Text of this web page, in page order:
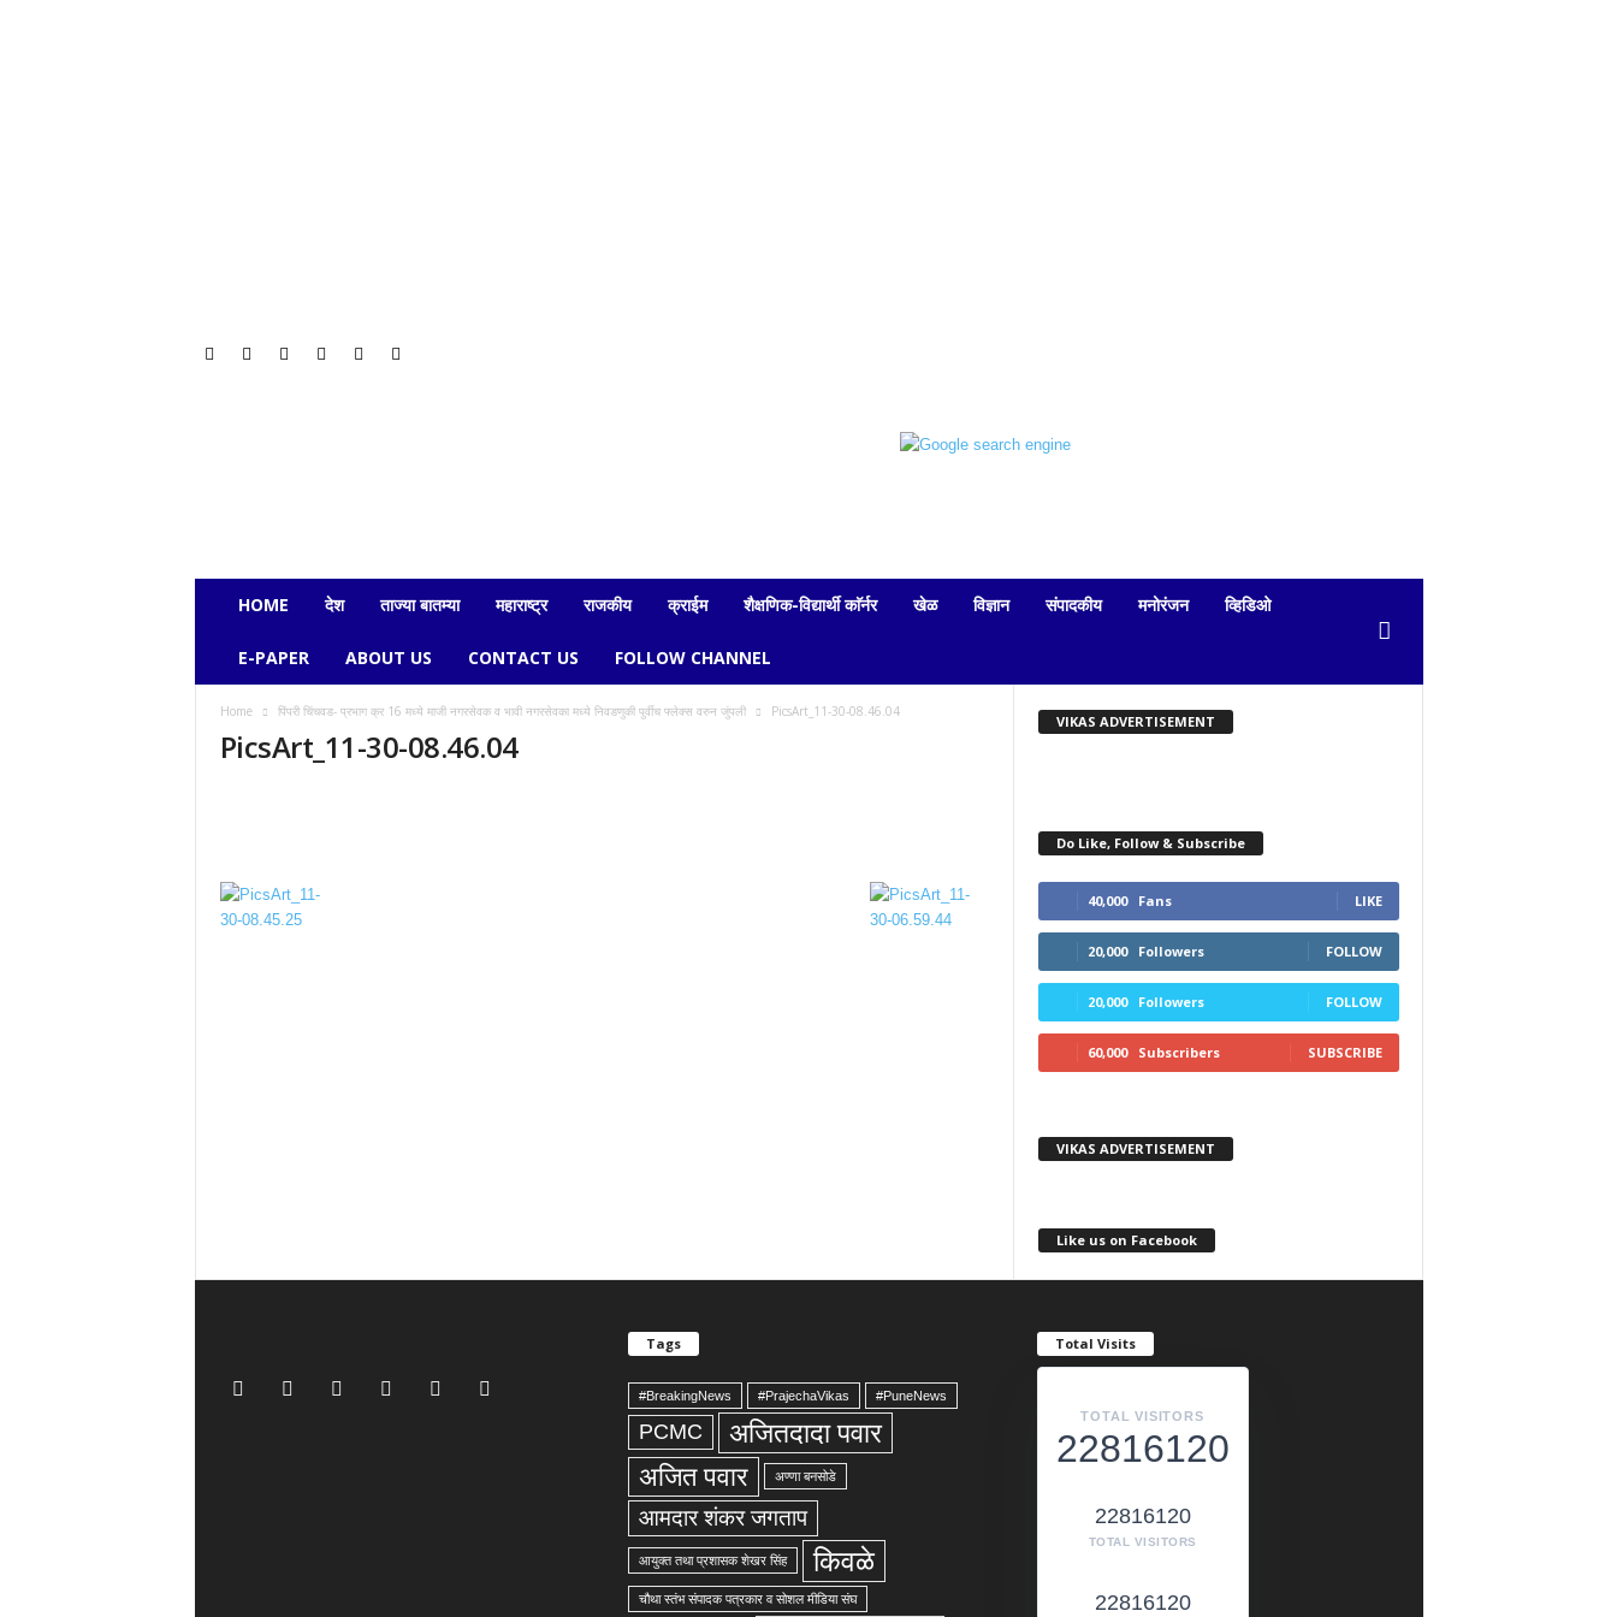
HOME देश ताज्या बातम्या महाराष्ट्र राजकीय क्राईम शैक्षणिक-विद्यार्थी काॅर्नर खेळ विज्ञान संपादकीय मनोरंजन व्हिडिओ
E-PAPER ABOUT US CONTACT US FOLLOW CHANNEL
Home पिंपरी चिंचवड- प्रभाग क्र 16 मध्ये माजी नगरसेवक व भावी नगरसेवका मध्ये निवडणुकी पुर्वीच फ्लेक्स वरुन जुंपली PicsArt_11-30-08.46.04
PicsArt_11-30-08.46.04
VIKAS ADVERTISEMENT
Do Like, Follow & Subscribe
40,000 Fans LIKE
20,000 Followers FOLLOW
20,000 Followers FOLLOW
60,000 Subscribers SUBSCRIBE
VIKAS ADVERTISEMENT
Like us on Facebook
Tags
#BreakingNews #PrajechaVikas #PuneNews
PCMC अजितदादा पवार
अजित पवार अण्णा बनसोडे
आमदार शंकर जगताप
आयुक्त तथा प्रशासक शेखर सिंह किवळे
चौथा स्तंभ संपादक पत्रकार व सोशल मीडिया संघ
Total Visits
TOTAL VISITORS
22816120
22816120
TOTAL VISITORS
22816120